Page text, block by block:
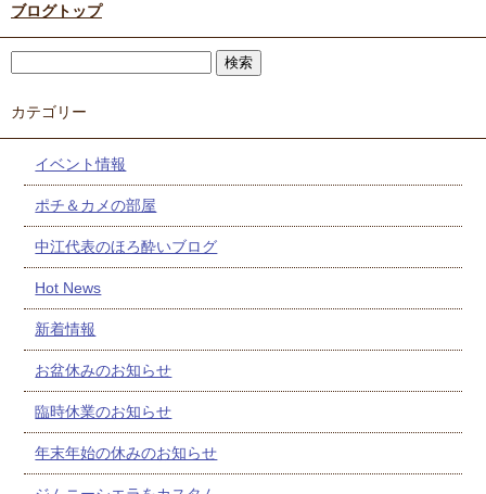
ブログトップ
カテゴリー
イベント情報
ポチ＆カメの部屋
中江代表のほろ酔いブログ
Hot News
新着情報
お盆休みのお知らせ
臨時休業のお知らせ
年末年始の休みのお知らせ